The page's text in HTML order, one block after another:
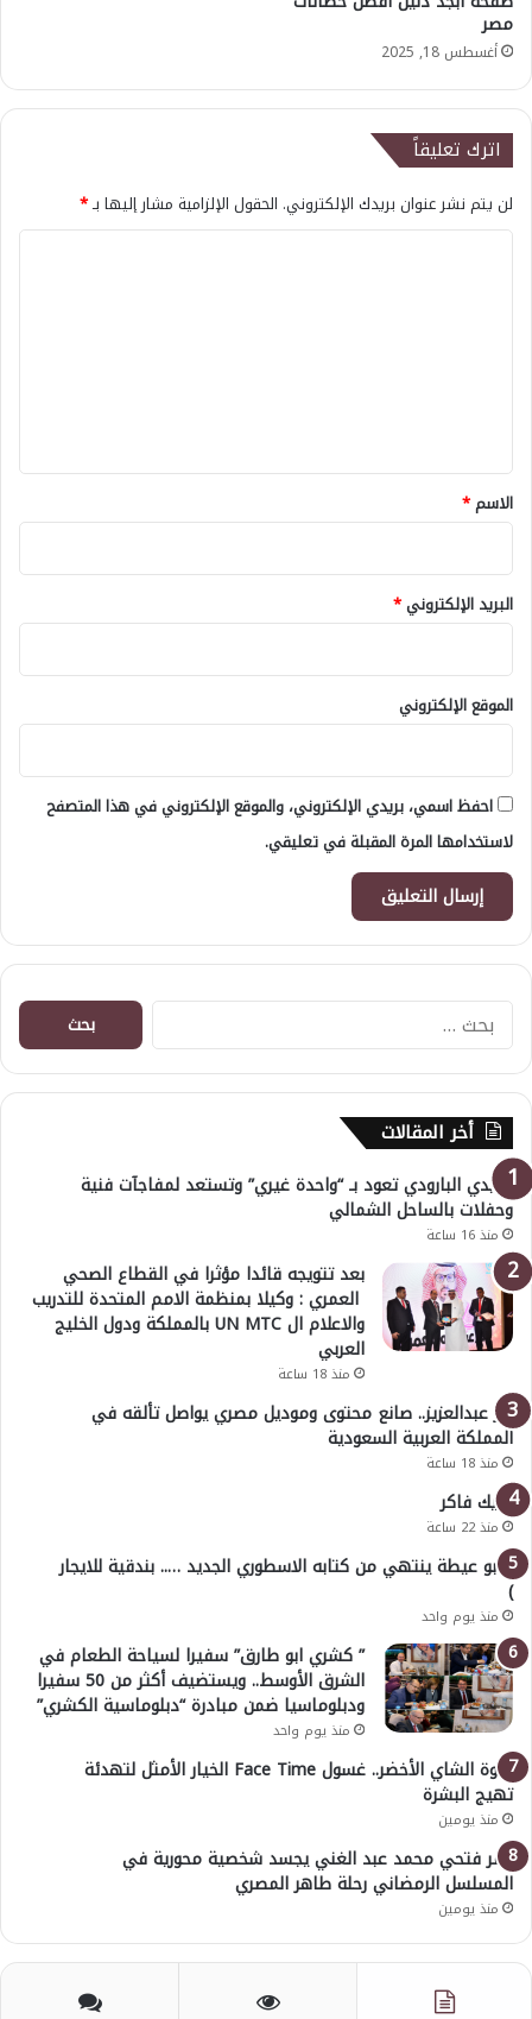
مصر
أغسطس 18, 2025
اترك تعليقاً
لن يتم نشر عنوان بريدك الإلكتروني. الحقول الإلزامية مشار إليها بـ*
*
الاسم*
البريد الإلكتروني*
الموقع الإلكتروني
احفظ اسمي، بريدي الإلكتروني، والموقع الإلكتروني في هذا المتصفح
لاستخدامها المرة المقبلة في تعليقي.
البحث
عن:
أخر المقالات
هايدي البارودي تعود بـ “واحدة غيري” وتستعد لمفاجآت فنية
وحفلات بالساحل الشمالي
منذ 16 ساعة
بعد تتويجه قائدا مؤثرا في القطاع الصحي
العمري : وكيلا بمنظمة الامم المتحدة للتدريب
والاعلام ال UN MTC بالمملكة ودول الخليج
العربي
منذ 18 ساعة
بدر عبدالعزيز.. صانع محتوى وموديل مصري يواصل تألقه في
المملكة العربية السعودية
منذ 18 ساعة
خليك فاكر
منذ 22 ساعة
( أبو عيطة ينتهي من كتابه الاسطوري الجديد ….. بندقية للايجار
)
منذ يوم واحد
” كشري ابو طارق” سفيرا لسياحة الطعام في
الشرق الأوسط.. ويستضيف أكثر من 50 سفيرا
ودبلوماسيا ضمن مبادرة “دبلوماسية الكشري”
منذ يوم واحد
قوة الشاي الأخضر.. غسول Face Time الخيار الأمثل لتهدئة
تهيج البشرة
منذ يومين
عمر فتحي محمد عبد الغني يجسد شخصية محورية في
المسلسل الرمضاني رحلة طاهر المصري
منذ يومين